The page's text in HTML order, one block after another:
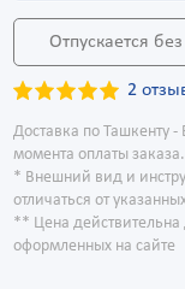
Отпускается
2
Доставка по Ташкенту -
момента оплаты заказа.
* Внешний вид и
отличаться от
** Цена действительна
оформленных на сайте